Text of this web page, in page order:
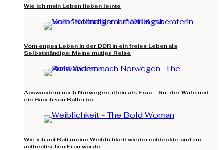
Wie ich mein Leben lieben lernte
Vom engen Leben in der DDR in ein freies Leben als
Selbstständige: Meine mutige Reise
Auswandern nach Norwegen allein als Frau – Ruf der Wale und
ein Hauch von Bullerbü.
Wie ich auf Bali meine Weiblichkeit wiederentdeckte und zur
authentischen Frau wurde